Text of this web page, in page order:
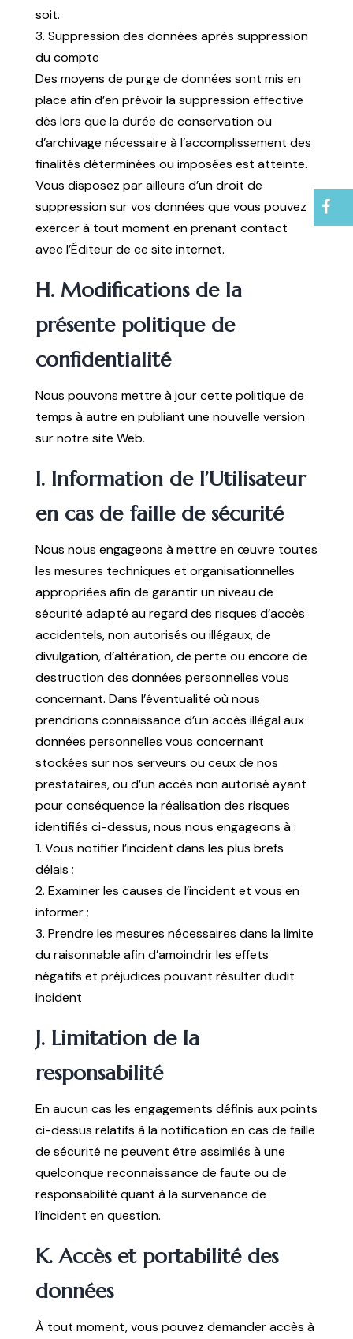
soit.
3. Suppression des données après suppression
du compte
Des moyens de purge de données sont mis en
place afin d’en prévoir la suppression effective
dès lors que la durée de conservation ou
d’archivage nécessaire à l’accomplissement des
finalités déterminées ou imposées est atteinte.
Vous disposez par ailleurs d’un droit de
suppression sur vos données que vous pouvez
exercer à tout moment en prenant contact
avec l’Éditeur de ce site internet.
H. Modifications de la
présente politique de
confidentialité
Nous pouvons mettre à jour cette politique de
temps à autre en publiant une nouvelle version
sur notre site Web.
I. Information de l’Utilisateur
en cas de faille de sécurité
Nous nous engageons à mettre en œuvre toutes
les mesures techniques et organisationnelles
appropriées afin de garantir un niveau de
sécurité adapté au regard des risques d’accès
accidentels, non autorisés ou illégaux, de
divulgation, d’altération, de perte ou encore de
destruction des données personnelles vous
concernant. Dans l’éventualité où nous
prendrions connaissance d’un accès illégal aux
données personnelles vous concernant
stockées sur nos serveurs ou ceux de nos
prestataires, ou d’un accès non autorisé ayant
pour conséquence la réalisation des risques
identifiés ci-dessus, nous nous engageons à :
1. Vous notifier l’incident dans les plus brefs
délais ;
2. Examiner les causes de l’incident et vous en
informer ;
3. Prendre les mesures nécessaires dans la limite
du raisonnable afin d’amoindrir les effets
négatifs et préjudices pouvant résulter dudit
incident
J. Limitation de la
responsabilité
En aucun cas les engagements définis aux points
ci-dessus relatifs à la notification en cas de faille
de sécurité ne peuvent être assimilés à une
quelconque reconnaissance de faute ou de
responsabilité quant à la survenance de
l’incident en question.
K. Accès et portabilité des
données
À tout moment, vous pouvez demander accès à